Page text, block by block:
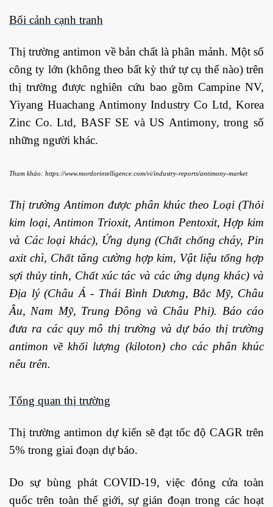
Bối cảnh cạnh tranh
Thị trường antimon về bản chất là phân mảnh. Một số
công ty lớn (không theo bất kỳ thứ tự cụ thể nào) trên
thị trường được nghiên cứu bao gồm Campine NV,
Yiyang Huachang Antimony Industry Co Ltd, Korea
Zinc Co. Ltd, BASF SE và US Antimony, trong số
những người khác.
Tham khảo: https://www.mordorintelligence.com/vi/industry-reports/antimony-market
Thị trường Antimon được phân khúc theo Loại (Thỏi
kim loại, Antimon Trioxit, Antimon Pentoxit, Hợp kim
và Các loại khác), Ứng dụng (Chất chống cháy, Pin
axit chì, Chất tăng cường hợp kim, Vật liệu tổng hợp
sợi thủy tinh, Chất xúc tác và các ứng dụng khác) và
Địa lý (Châu Á - Thái Bình Dương, Bắc Mỹ, Châu
Âu, Nam Mỹ, Trung Đông và Châu Phi). Báo cáo
đưa ra các quy mô thị trường và dự báo thị trường
antimon về khối lượng (kiloton) cho các phân khúc
nêu trên.
Tổng quan thị trường
Thị trường antimon dự kiến ​​sẽ đạt tốc độ CAGR trên
5% trong giai đoạn dự báo.
Do sự bùng phát COVID-19, việc đóng cửa toàn
quốc trên toàn thế giới, sự gián đoạn trong các hoạt